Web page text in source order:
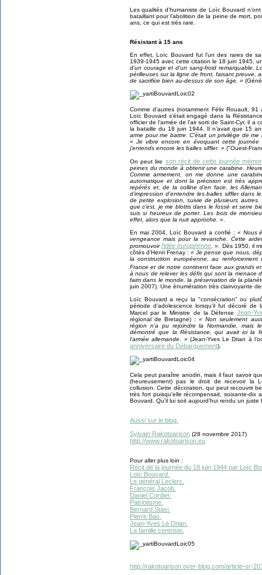
Les qualités d’humaniste de Loïc Bouvard
bataillant pour l’abolition de la peine de mort,
ans, ce qui est très rare.
Résistant à 15 ans
En effet, Loïc Bouvard fut l’un des rares de
1939-1945 avec cette citation le 18 juin 1945,
d’un courage et d’un sang-froid remarquable,
périlleuses sur la ligne de front, faisant preuve,
de sacrifice bien au-dessus de son âge. »
Comme d’autres (notamment Félix Rouault,
Loïc Bouvard s’était engagé dans la
officier de l’armée de l’air sorti de Saint-Cyr, il
la bataille du 18 juin 1944. Il n’avait que 15
arme pour me battre. C’était un privilège de
« Je vibre encore en évoquant cette journée
j’entends encore les balles siffler. » ("Ouest-
On peut lire son récit de cette journée
peines du monde à obtenir une carabine.
Comme armement, on me donne une
automatique et dont la précision est très
repérés et, de la colline d’en face, les
d’impression d’entendre les balles siffler
de petite explosion, suivie de plusieurs
que c’est, je me blottis dans le fossé et serre
suis si heureux de porter. Les bois de
effet, alors que la nuit approche. »
En mai 2004, Loïc Bouvard a confié : « Nous
vengeance mais pour la revanche. Cette
promouvoirl’idée européenne . »
. Dès 1950, il
côtés d’Henri Frenay :« Je pense que nous,
la construction européenne, au
France et de notre continent face aux grands
à nous de relever les défis qui sont la menace
faim dans le monde, la préservation de la
juin 2007). Une énumération très clairvoyante
Loïc Bouvard a reçu la "consécration" ou
période d’adolescence lorsqu’il fut décoré
Marcel par le Ministre de la DéfenseJean-
régional de Bretagne) :« Non seulement
région n’a pu rejoindre la Normandie, mais
démontré que la Résistance, qui avait ici la
l’armée allemande. » (Jean-Yves Le Drian à
anniversaire du Débarquement).
Cela peut paraître anodin, mais il faut savoir
(heureusement) pas le droit de recevoir la
collusion. Cette décoration, qui peut recouvrir
très fort puisqu’elle récompensait, soixante-
Bouvard. Qu’il lui soit aujourd’hui rendu un juste
Aussi sur le blog.
Sylvain Rakotoarison (28 novembre 2017)
http://www.rakotoarison.eu
Pour aller plus loin :
Récit de la journée du 18 juin 1944 par Loïc
Loïc Bouvard.
Le général Leclerc.
François Jacob.
Daniel Cordier.
Patriotisme.
Bernard Stasi.
Pierre Bas.
Jean-Yves Le Drian.
La famille centriste.
http://rakotoarison.over-blog.com/article-sr-